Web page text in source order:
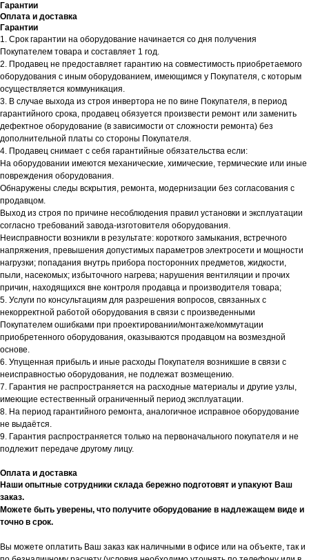
Гарантии
Оплата и доставка
Гарантии
1. Срок гарантии на оборудование начинается со дня получения
Покупателем товара и составляет 1 год.
2. Продавец не предоставляет гарантию на совместимость приобретаемого
оборудования с иным оборудованием, имеющимся у Покупателя, с которым
осуществляется коммуникация.
3. В случае выхода из строя инвертора не по вине Покупателя, в период
гарантийного срока, продавец обязуется произвести ремонт или заменить
дефектное оборудование (в зависимости от сложности ремонта) без
дополнительной платы со стороны Покупателя.
4. Продавец снимает с себя гарантийные обязательства если:
На оборудовании имеются механические, химические, термические или иные
повреждения оборудования.
Обнаружены следы вскрытия, ремонта, модернизации без согласования с
продавцом.
Выход из строя по причине несоблюдения правил установки и эксплуатации
согласно требований завода-изготовителя оборудования.
Неисправности возникли в результате: короткого замыкания, встречного
напряжения, превышения допустимых параметров электросети и мощности
нагрузки; попадания внутрь прибора посторонних предметов, жидкости,
пыли, насекомых; избыточного нагрева; нарушения вентиляции и прочих
причин, находящихся вне контроля продавца и производителя товара;
5. Услуги по консультациям для разрешения вопросов, связанных с
некорректной работой оборудования в связи с произведенными
Покупателем ошибками при проектировании/монтаже/коммутации
приобретенного оборудования, оказываются продавцом на возмездной
основе.
6. Упущенная прибыль и иные расходы Покупателя возникшие в связи с
неисправностью оборудования, не подлежат возмещению.
7. Гарантия не распространяется на расходные материалы и другие узлы,
имеющие естественный ограниченный период эксплуатации.
8. На период гарантийного ремонта, аналогичное исправное оборудование
не выдаётся.
9. Гарантия распространяется только на первоначального покупателя и не
подлежит передаче другому лицу.
Оплата и доставка
Наши опытные сотрудники склада бережно подготовят и упакуют Ваш
заказ.
Можете быть уверены, что получите оборудование в надлежащем виде и
точно в срок.
Вы можете оплатить Ваш заказ как наличными в офисе или на объекте, так и